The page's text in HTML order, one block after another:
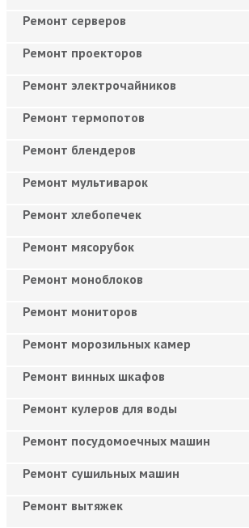
Ремонт серверов
Ремонт проекторов
Ремонт электрочайников
Ремонт термопотов
Ремонт блендеров
Ремонт мультиварок
Ремонт хлебопечек
Ремонт мясорубок
Ремонт моноблоков
Ремонт мониторов
Ремонт морозильных камер
Ремонт винных шкафов
Ремонт кулеров для воды
Ремонт посудомоечных машин
Ремонт сушильных машин
Ремонт вытяжек